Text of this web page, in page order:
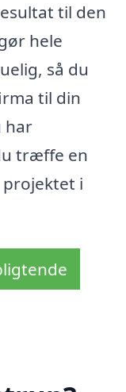
til den
hele
så du
til din
har
træffe en
i